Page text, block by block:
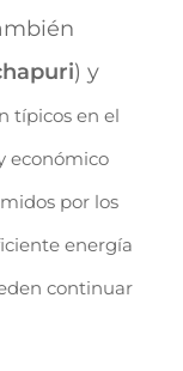
) y
típicos en el
económico
por los
energía
continuar